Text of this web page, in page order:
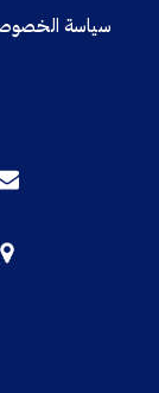
سياسة